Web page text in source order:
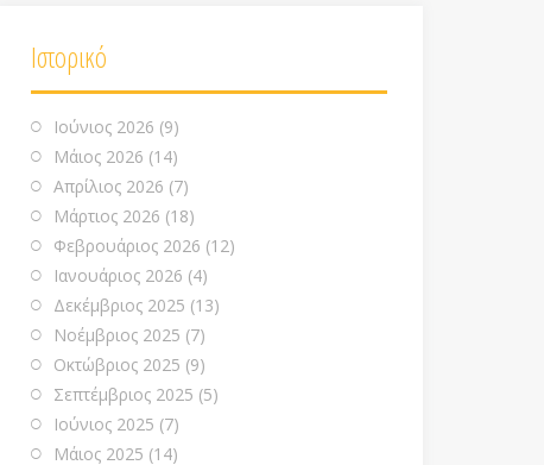
Ιστορικό
Ιούνιος 2026 (9)
Μάιος 2026 (14)
Απρίλιος 2026 (7)
Μάρτιος 2026 (18)
Φεβρουάριος 2026 (12)
Ιανουάριος 2026 (4)
Δεκέμβριος 2025 (13)
Νοέμβριος 2025 (7)
Οκτώβριος 2025 (9)
Σεπτέμβριος 2025 (5)
Ιούνιος 2025 (7)
Μάιος 2025 (14)